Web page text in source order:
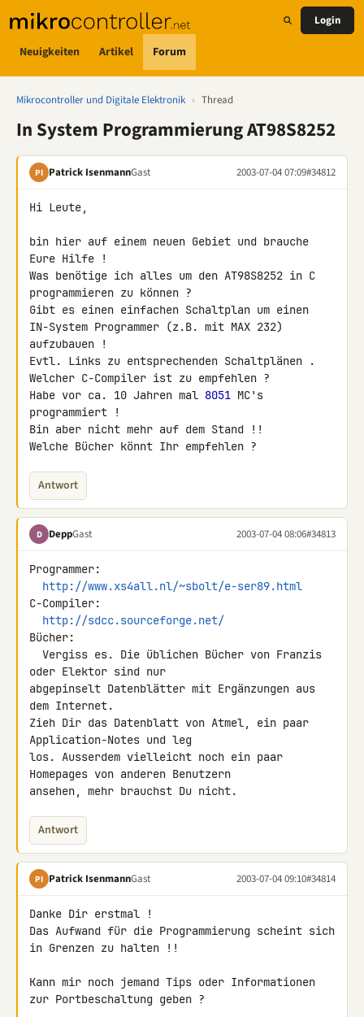
Neuigkeiten Artikel Forum
Login
Mikrocontroller und Digitale Elektronik › Thread
In System Programmierung AT98S8252
PI Patrick IsenmannGast 2003-07-04 07:09#34812
Hi Leute,
bin hier auf einem neuen Gebiet und brauche
Eure Hilfe !
Was benötige ich alles um den AT98S8252 in C
programmieren zu können ?
Gibt es einen einfachen Schaltplan um einen
IN-System Programmer (z.B. mit MAX 232)
aufzubauen !
Evtl. Links zu entsprechenden Schaltplänen .
Welcher C-Compiler ist zu empfehlen ?
Habe vor ca. 10 Jahren mal 8051 MC's
programmiert !
Bin aber nicht mehr auf dem Stand !!
Welche Bücher könnt Ihr empfehlen ?
Antwort
D DeppGast 2003-07-04 08:06#34813
Programmer:
http://www.xs4all.nl/~sbolt/e-ser89.html
C-Compiler:
http://sdcc.sourceforge.net/
Bücher:
oder Elektor sind nur
abgepinselt Datenblätter mit Ergänzungen aus
dem Internet.
Zieh Dir das Datenblatt von Atmel, ein paar
Application-Notes und leg
los. Ausserdem vielleicht noch ein paar
Homepages von anderen Benutzern
ansehen, mehr brauchst Du nicht.
Antwort
PI Patrick IsenmannGast 2003-07-04 09:10#34814
Danke Dir erstmal !
Das Aufwand für die Programmierung scheint sich
in Grenzen zu halten !!
Kann mir noch jemand Tips oder Informationen
zur Portbeschaltung geben ?